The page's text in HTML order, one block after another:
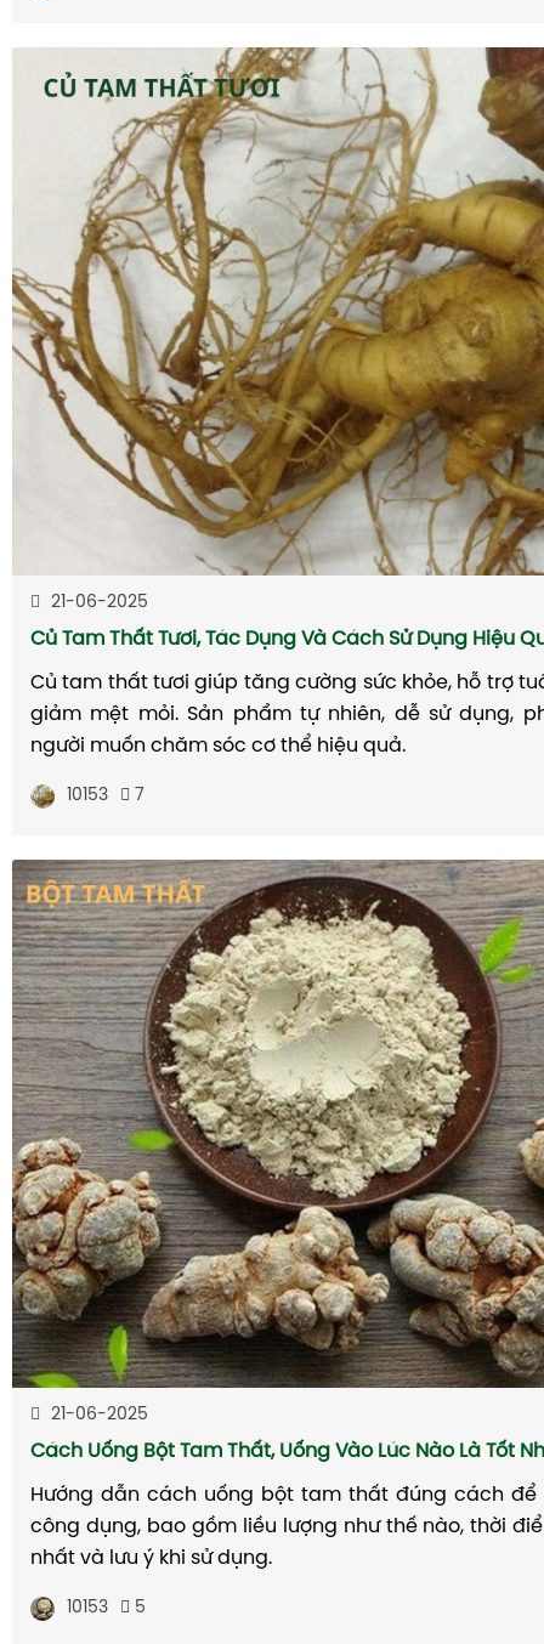
21-06-2025
Củ Tam Thất Tươi, Tác Dụng Và Cách Sử Dụng Hiệu
Củ tam thất tươi giúp tăng cường sức khỏe, hỗ trợ
giảm mệt mỏi. Sản phẩm tự nhiên, dễ sử dụng,
người muốn chăm sóc cơ thể hiệu quả.
10153 7
21-06-2025
Cách Uống Bột Tam Thất, Uống Vào Lúc Nào Là Tốt
Hướng dẫn cách uống bột tam thất đúng cách
công dụng, bao gồm liều lượng như thế nào, thời
nhất và lưu ý khi sử dụng.
10153 5